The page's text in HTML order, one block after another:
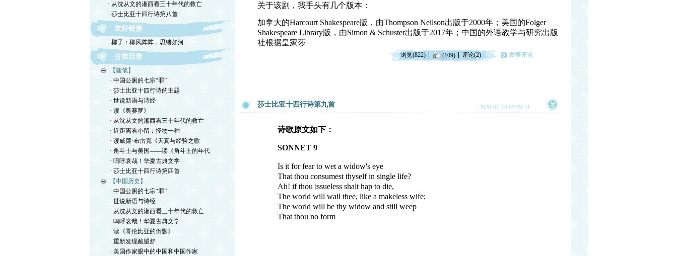
· 从沈从文的湘西看三十年代的救亡
· 莎士比亚十四行诗第八首
友好链接
· 椰子：椰风阵阵，思绪如河
分类目录
【随笔】
· 中国公厕的七宗“罪”
· 莎士比亚十四行诗的主题
· 世说新语与诗经
· 读《奥赛罗》
· 从沈从文的湘西看三十年代的救亡
· 近距离看小留：怪物一种
· 读威廉·布雷克《天真与经验之歌
· 角斗士与美国——读《角斗士的年代
· 呜呼哀哉！华夏古典文学
· 莎士比亚十四行诗第四首
【中国历史】
· 中国公厕的七宗“罪”
· 世说新语与诗经
· 从沈从文的湘西看三十年代的救亡
· 呜呼哀哉！华夏古典文学
· 读《哥伦比亚的倒影》
· 重新发现戴望舒
· 美国作家眼中的中国和中国作家
关于该剧，我手头有几个版本：
加拿大的Harcourt Shakespeare版，由Thompson Neilson出版于2000年；美国的Folger
Shakespeare Library版，由Simon & Schuster出版于2017年；中国的外语教学与研究出版
社根据皇家莎
浏览(822) (109) 评论(2) 发表评论
莎士比亚十四行诗第九首 2026-07-10 05:29:31
诗歌原文如下：
SONNET 9
Is it for fear to wet a widow's eye
That thou consumest thyself in single life?
Ah! if thou issueless shalt hap to die,
The world will wail thee, like a makeless wife;
The world will be thy widow and still weep
That thou no form